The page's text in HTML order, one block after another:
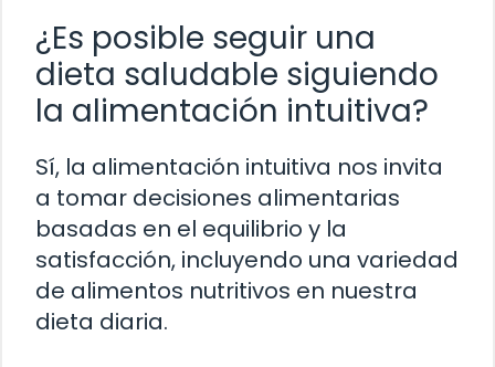
¿Es posible seguir una
dieta saludable siguiendo
la alimentación intuitiva?
Sí, la alimentación intuitiva nos invita
a tomar decisiones alimentarias
basadas en el equilibrio y la
satisfacción, incluyendo una variedad
de alimentos nutritivos en nuestra
dieta diaria.